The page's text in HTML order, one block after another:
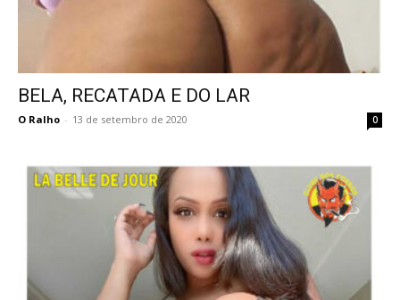
BELA, RECATADA E DO LAR
O Ralho - 13 de setembro de 2020 0